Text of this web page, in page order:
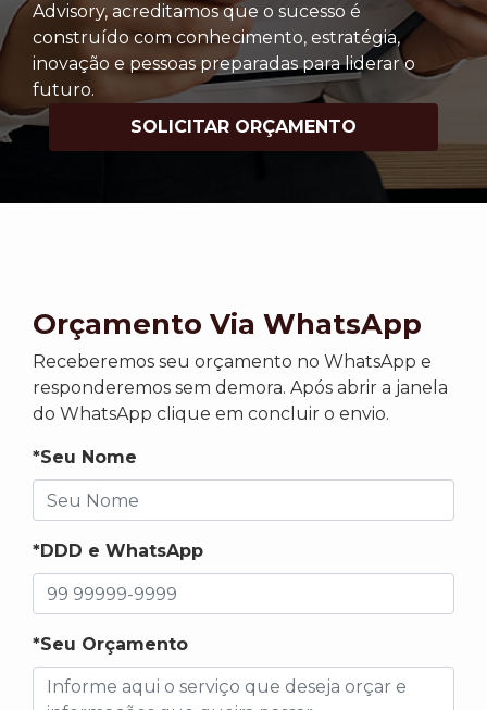
Advisory, acreditamos que o sucesso é
construído com conhecimento, estratégia,
inovação e pessoas preparadas para liderar o
futuro.
SOLICITAR ORÇAMENTO
Orçamento Via WhatsApp
Receberemos seu orçamento no WhatsApp e
responderemos sem demora. Após abrir a janela
do WhatsApp clique em concluir o envio.
*Seu Nome
*DDD e WhatsApp
*Seu Orçamento